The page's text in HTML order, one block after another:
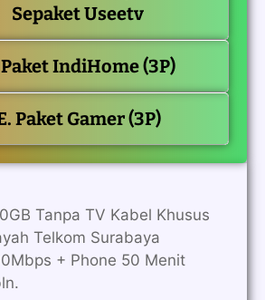
Sepaket Useetv
Paket IndiHome (3P)
Paket Gamer (3P)
Tanpa TV Kabel Khusus
Telkom Surabaya
+ Phone 50 Menit